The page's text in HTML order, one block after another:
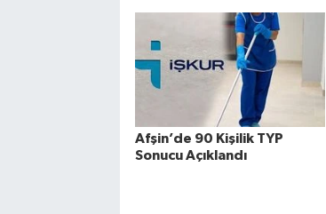
Afşin’de 90 Kişilik TYP
Sonucu Açıklandı